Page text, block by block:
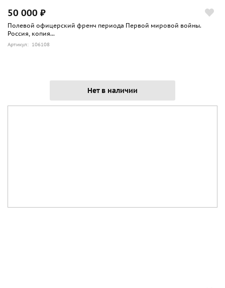
50 000 ₽
Полевой офицерский френч периода Первой мировой войны.
Россия, копия...
Артикул: 106108
Нет в наличии